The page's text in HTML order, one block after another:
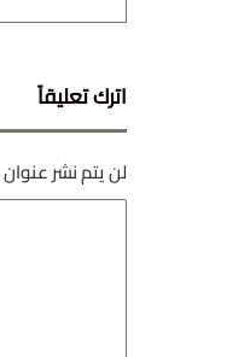
اترك تعليقاً
لن يتم نشر عنوان